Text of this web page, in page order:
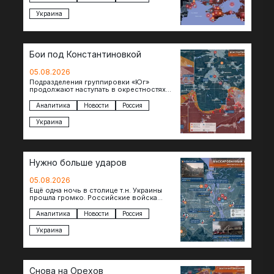
Украина
Бои под Константиновкой
05.08.2026
Подразделения группировки «Юг»
продолжают наступать в окрестностях
города. Пока на восточном фланге идут
ожесточенные бои за окраины…
Аналитика Новости Россия
Украина
Нужно больше ударов
05.08.2026
Ещё одна ночь в столице т.н. Украины
прошла громко. Российские войска
объекты и предприятия в Киеве и
окрестностях….
Аналитика Новости Россия
Украина
Снова на Орехов